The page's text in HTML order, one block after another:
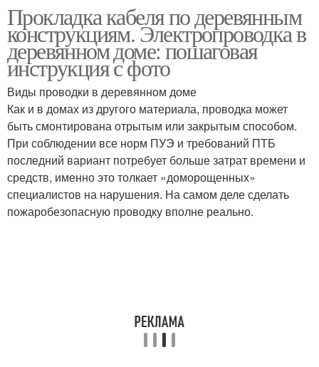
Прокладка кабеля по деревянным
конструкциям. Электропроводка в
деревянном доме: пошаговая
инструкция с фото
Виды проводки в деревянном доме
Как и в домах из другого материала, проводка может
быть смонтирована отрытым или закрытым способом.
При соблюдении все норм ПУЭ и требований ПТБ
последний вариант потребует больше затрат времени и
средств, именно это толкает «доморощенных»
специалистов на нарушения. На самом деле сделать
пожаробезопасную проводку вполне реально.